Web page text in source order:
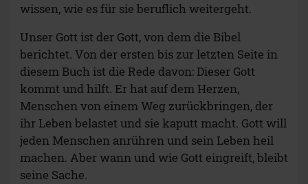
wissen, wie es für sie beruflich weitergeht.
Unser Gott ist der Gott, von dem die Bibel
berichtet. Von der ersten bis zur letzten Seite in
diesem Buch ist die Rede davon: Dieser Gott
kommt und hilft. Er hat auf dem Herzen,
Menschen von einem Weg zurückbringen, der
ihr Leben belastet und sie kaputt macht. Gott will
jeden Menschen anrühren und sein Leben heil
machen. Aber wann und wie Gott eingreift, bleibt
seine Sache.